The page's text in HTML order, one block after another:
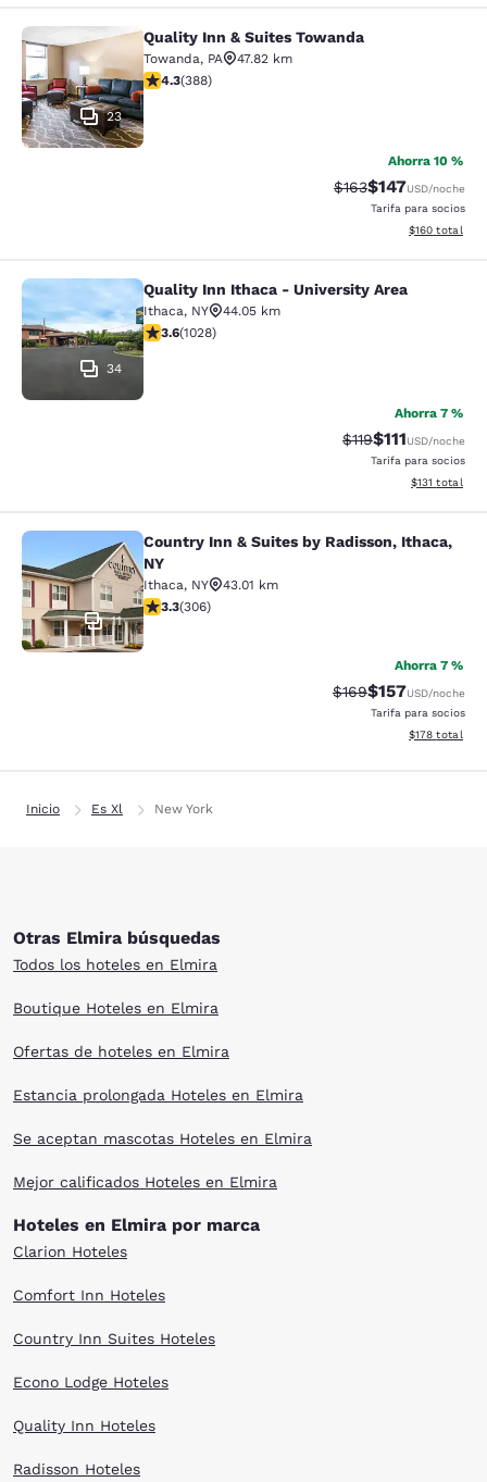
Quality Inn & Suites Towanda
23
Quality Inn & Suites Towanda
Towanda, PA
47.82 km
calificación de 4.34 estrellas. Excelente. 388 reseñas
4.3(388)
Ahorra 10 %
Precio tachado:
$163Precio con
$147USD/noche
Tarifa para socios
Ver detalles
$160 total
Quality Inn Ithaca - University Area
34
Quality Inn Ithaca - University Area
Ithaca, NY
44.05 km
calificación de 3.59 estrellas. Bueno. 1028 reseñas
3.6(1028)
Ahorra 7 %
Precio tachado:
$119Precio con
$111USD/noche
Tarifa para socios
Ver detalles
$131 total
Country Inn & Suites by Radisson,
11
Country Inn & Suites by Radisson, Ithaca,
NY
Ithaca, NY
43.01 km
calificación de 3.3 estrellas. Bueno. 306 reseñas
3.3(306)
Ahorra 7 %
Precio tachado:
$169Precio con
$157USD/noche
Tarifa para socios
Ver detalles
$178 total
Inicio Es Xl New York
Otras Elmira búsquedas
Todos los hoteles en Elmira
Boutique Hoteles en Elmira
Ofertas de hoteles en Elmira
Estancia prolongada Hoteles en Elmira
Se aceptan mascotas Hoteles en Elmira
Mejor calificados Hoteles en Elmira
Hoteles en Elmira por marca
Clarion Hoteles
Comfort Inn Hoteles
Country Inn Suites Hoteles
Econo Lodge Hoteles
Quality Inn Hoteles
Radisson Hoteles